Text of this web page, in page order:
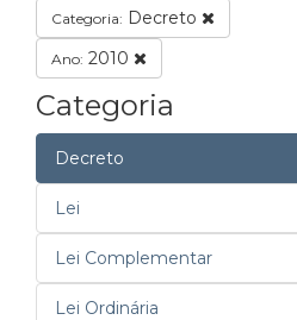
Categoria: Decreto
Ano: 2010
Categoria
Decreto
Lei
Lei Complementar
Lei Ordinária